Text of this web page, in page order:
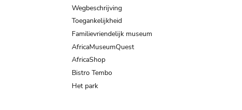
Wegbeschrijving
Toegankelijkheid
Familievriendelijk museum
AfricaMuseumQuest
AfricaShop
Bistro Tembo
Het park